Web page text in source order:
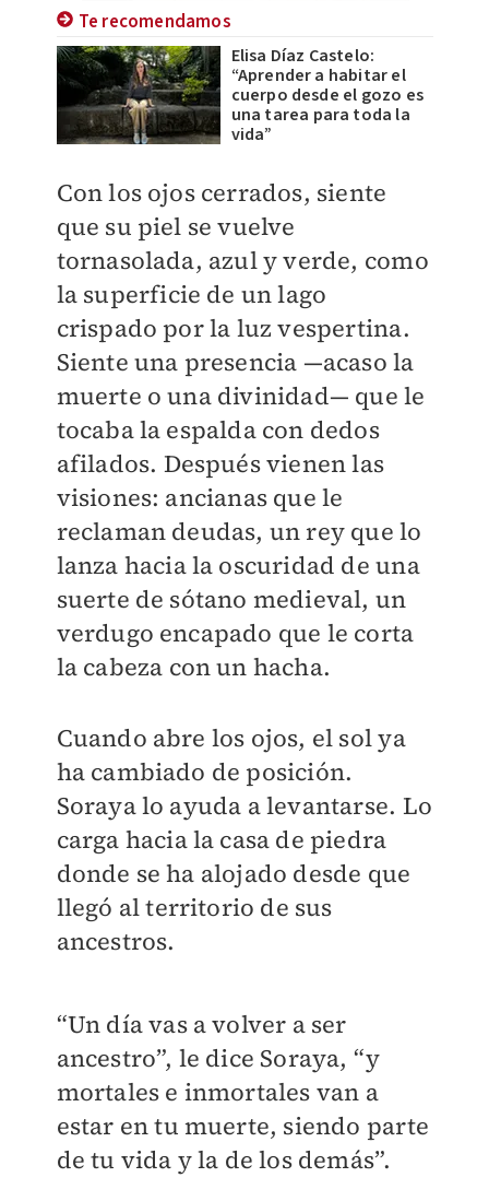
Te recomendamos
Elisa Díaz Castelo:
“Aprender a habitar el
cuerpo desde el gozo es
una tarea para toda la
vida”
Con los ojos cerrados, siente
que su piel se vuelve
tornasolada, azul y verde, como
la superficie de un lago
crispado por la luz vespertina.
Siente una presencia —acaso la
muerte o una divinidad— que le
tocaba la espalda con dedos
afilados. Después vienen las
visiones: ancianas que le
reclaman deudas, un rey que lo
lanza hacia la oscuridad de una
suerte de sótano medieval, un
verdugo encapado que le corta
la cabeza con un hacha.
Cuando abre los ojos, el sol ya
ha cambiado de posición.
Soraya lo ayuda a levantarse. Lo
carga hacia la casa de piedra
donde se ha alojado desde que
llegó al territorio de sus
ancestros.
“Un día vas a volver a ser
ancestro”, le dice Soraya, “y
mortales e inmortales van a
estar en tu muerte, siendo parte
de tu vida y la de los demás”.